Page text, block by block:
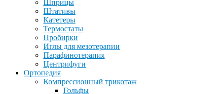
Шприцы
Штативы
Катетеры
Термостаты
Пробирки
Иглы для мезотерапии
Парафинотерапия
Центрифуги
Ортопедия
Компрессионный трикотаж
Гольфы